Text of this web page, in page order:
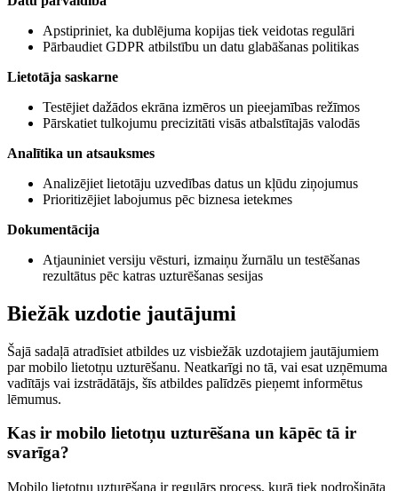
Apstipriniet, ka dublējuma kopijas tiek veidotas regulāri
Pārbaudiet GDPR atbilstību un datu glabāšanas politikas
Lietotāja saskarne
Testējiet dažādos ekrāna izmēros un pieejamības režīmos
Pārskatiet tulkojumu precizitāti visās atbalstītajās valodās
Analītika un atsauksmes
Analizējiet lietotāju uzvedības datus un kļūdu ziņojumus
Prioritizējiet labojumus pēc biznesa ietekmes
Dokumentācija
Atjauniniet versiju vēsturi, izmaiņu žurnālu un testēšanas
rezultātus pēc katras uzturēšanas sesijas
Biežāk uzdotie jautājumi
Šajā sadaļā atradīsiet atbildes uz visbiežāk uzdotajiem jautājumiem
par mobilo lietotņu uzturēšanu. Neatkarīgi no tā, vai esat uzņēmuma
vadītājs vai izstrādātājs, šīs atbildes palīdzēs pieņemt informētus
lēmumus.
Kas ir mobilo lietotņu uzturēšana un kāpēc tā ir
svarīga?
Mobilo lietotņu uzturēšana ir regulārs process, kurā tiek nodrošināta